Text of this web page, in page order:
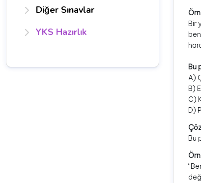
Diğer Sınavlar
YKS Hazırlık
Bir
Bu
A)
B)
C)
D)
Bu